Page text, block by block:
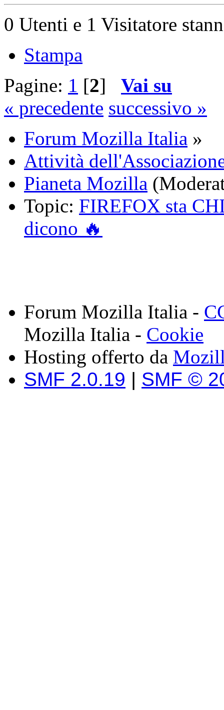
0 Utenti e 1 Visitatore
Stampa
Pagine: 1 [2] Vai su
« precedente successivo »
Forum Mozilla Italia »
Attività
Pianeta Mozilla
Topic: FIREFOX sta
dicono 🔥
Forum Mozilla Italia -
Mozilla Italia - Cookie
Hosting offerto da
SMF 2.0.19 | SMF ©